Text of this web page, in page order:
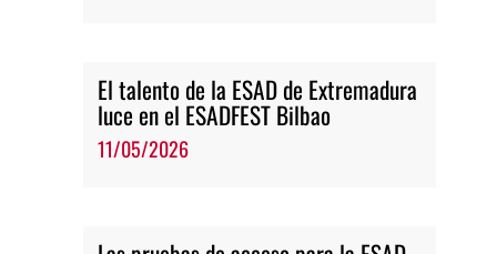
El talento de la ESAD de Extremadura
luce en el ESADFEST Bilbao
11/05/2026